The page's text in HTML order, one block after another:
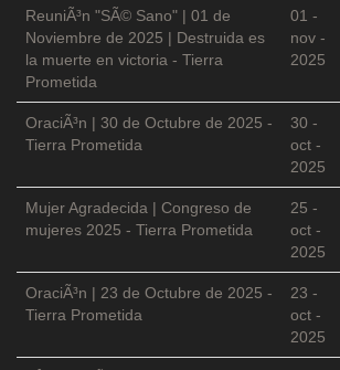
ReuniÃ³n "SÃ© Sano" | 01 de
Noviembre de 2025 | Destruida es
la muerte en victoria - Tierra
Prometida
01 -
nov -
2025
OraciÃ³n | 30 de Octubre de 2025 -
Tierra Prometida
30 -
oct -
2025
Mujer Agradecida | Congreso de
mujeres 2025 - Tierra Prometida
25 -
oct -
2025
OraciÃ³n | 23 de Octubre de 2025 -
Tierra Prometida
23 -
oct -
2025